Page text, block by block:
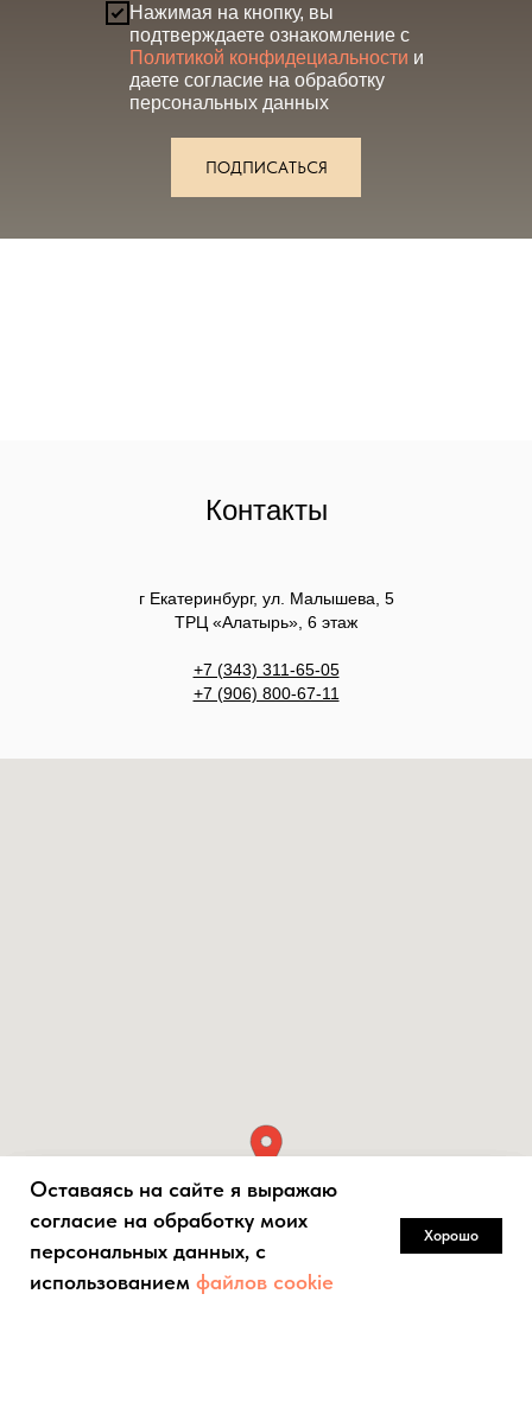
Оставаясь на сайте я выражаю
согласие на обработку моих
персональных данных, с
использованием файлов cookie
Хорошо
Оставаясь на сайте я выражаю
согласие на обработку моих
персональных данных, с
использованием файлов cookie
Хорошо
Нажимая на кнопку, вы
подтверждаете ознакомление с
Политикой конфидециальности и
даете согласие на обработку
персональных данных
ПОДПИСАТЬСЯ
Контакты
г Екатеринбург, ул. Малышева, 5
ТРЦ «Алатырь», 6 этаж
+7 (343) 311-65-05
+7 (906) 800-67-11
Оставаясь на сайте я выражаю
согласие на обработку моих
персональных данных, с
использованием файлов cookie
Хорошо